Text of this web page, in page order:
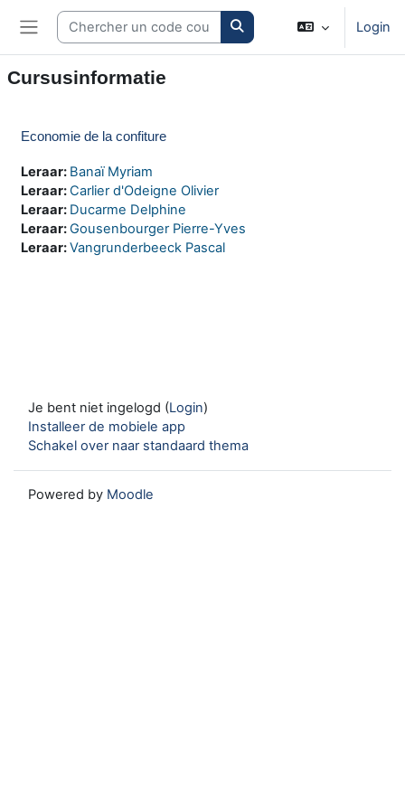
Ga naar hoofdinhoud
Zijpaneel
Search courses Login
Cursusinformatie
Economie de la confiture
Leraar: Banaï Myriam
Leraar:Carlier d'Odeigne Olivier
Leraar: Ducarme Delphine
Leraar:Gousenbourger Pierre-Yves
Leraar:Vangrunderbeeck Pascal
Je bent niet ingelogd (Login)
Installeer de mobiele app
Schakel over naar standaard thema
Powered by Moodle